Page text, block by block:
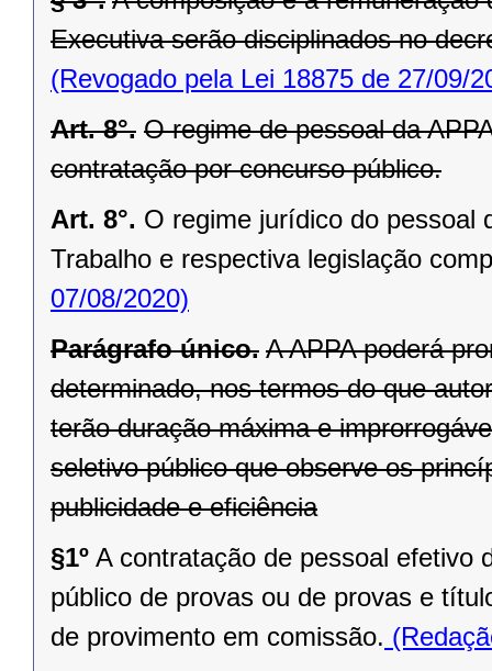
Executiva serão disciplinados no
(Revogado pela Lei 18875 de 27/09/
Art. 8°. O regime de pessoal da
contratação por concurso público.
Art. 8°. O regime jurídico do pessoal
Trabalho e respectiva legislação
07/08/2020)
Parágrafo único. A APPA poderá
determinado, nos termos do que
terão duração máxima e
seletivo público que observe os
publicidade e eficiência
§1º A contratação de pessoal efetivo
público de provas ou de provas e
de provimento em comissão.